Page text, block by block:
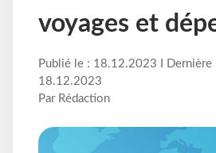
voyages et
Publié le : 18.12.2023 I Dernière
18.12.2023
Par Rédaction